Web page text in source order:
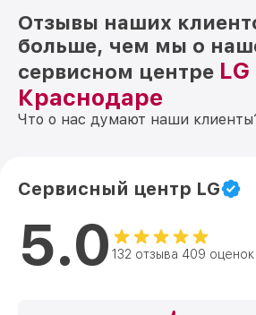
Отзывы наших
больше, чем мы о
сервисном центре LG
Краснодаре
Что о нас думают наши
Сервисный центр LG
5.0 132 отзыва 409 оценок